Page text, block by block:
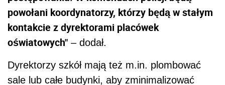
powołani koordynatorzy, którzy będą w stałym
kontakcie z dyrektorami placówek
oświatowych" – dodał.
Dyrektorzy szkół mają też m.in. plombować
sale lub całe budynki, aby zminimalizować